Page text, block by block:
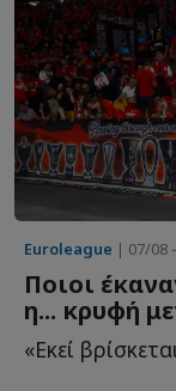
Euroleague | 07/08
Ποιοι
η... κρυφή